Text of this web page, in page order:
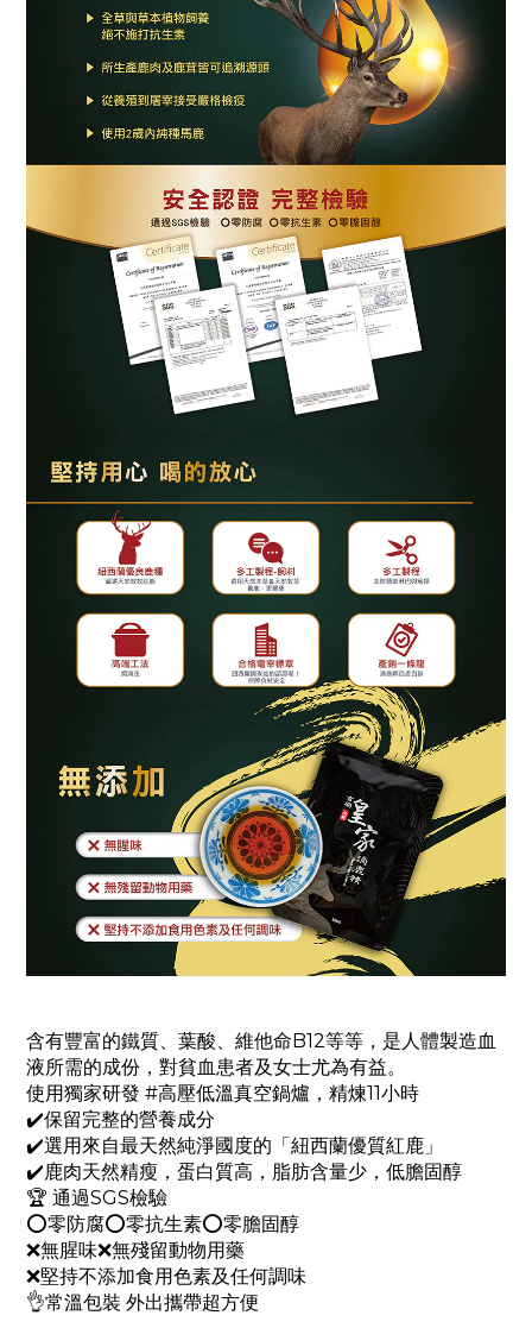
含有豐富的鐵質、葉酸、維他命B12等等，是人體製造血
液所需的成份，對貧血患者及女士尤為有益。
使用獨家研發 #高壓低溫真空鍋爐，精煉11小時
✔️保留完整的營養成分
✔️選用來自最天然純淨國度的「紐西蘭優質紅鹿」
✔️鹿肉天然精瘦，蛋白質高，脂肪含量少，低膽固醇
🏆 通過SGS檢驗
⭕️零防腐⭕️零抗生素⭕️零膽固醇
❌無腥味❌無殘留動物用藥
❌堅持不添加食用色素及任何調味
👌常溫包裝 外出攜帶超方便